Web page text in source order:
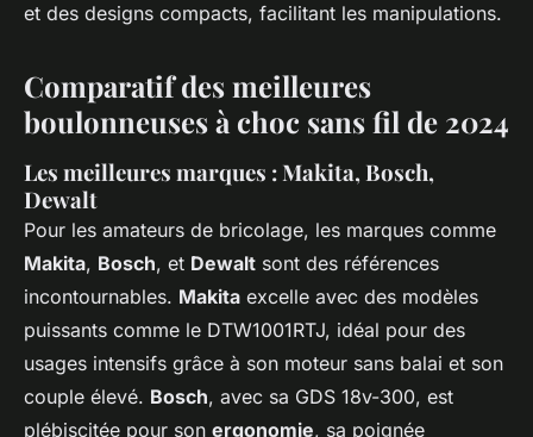
et des designs compacts, facilitant les manipulations.
Comparatif des meilleures
boulonneuses à choc sans fil de 2024
Les meilleures marques : Makita, Bosch,
Dewalt
Pour les amateurs de bricolage, les marques comme
Makita, Bosch, et Dewalt sont des références
incontournables. Makita excelle avec des modèles
puissants comme le DTW1001RTJ, idéal pour des
usages intensifs grâce à son moteur sans balai et son
couple élevé. Bosch, avec sa GDS 18v-300, est
plébiscitée pour son ergonomie, sa poignée